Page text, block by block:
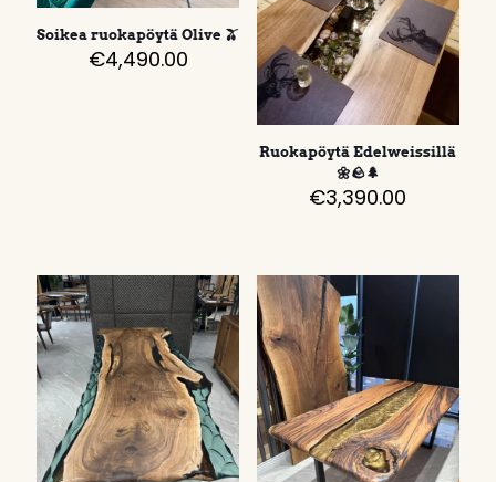
Soikea ruokapöytä Olive 🫒
€4,490.00
Ruokapöytä Edelweissillä
🌼🪨🌲
€3,390.00